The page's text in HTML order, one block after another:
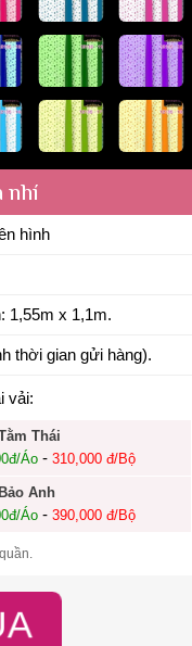
nhí
hình
1,55m x 1,1m.
thời gian gửi hàng).
vải:
Thái
Áo- 310,000 đ/Bộ
Anh
Áo- 390,000 đ/Bộ